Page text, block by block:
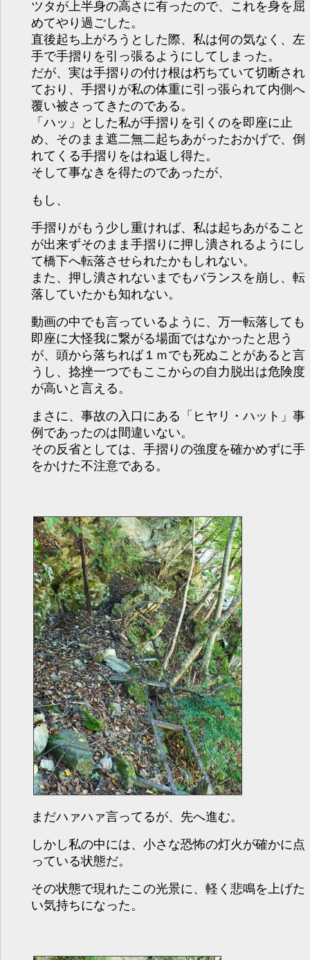
ツタが上半身の高さに有ったので、これを身を屈
めてやり過ごした。
直後起ち上がろうとした際、私は何の気なく、左
手で手摺りを引っ張るようにしてしまった。
だが、実は手摺りの付け根は朽ちていて切断され
ており、手摺りが私の体重に引っ張られて内側へ
覆い被さってきたのである。
「ハッ」とした私が手摺りを引くのを即座に止
め、そのまま遮二無二起ちあがったおかげで、倒
れてくる手摺りをはね返し得た。
そして事なきを得たのであったが、
もし、
手摺りがもう少し重ければ、私は起ちあがること
が出来ずそのまま手摺りに押し潰されるようにし
て橋下へ転落させられたかもしれない。
また、押し潰されないまでもバランスを崩し、転
落していたかも知れない。
動画の中でも言っているように、万一転落しても
即座に大怪我に繋がる場面ではなかったと思う
が、頭から落ちれば１ｍでも死ぬことがあると言
うし、捻挫一つでもここからの自力脱出は危険度
が高いと言える。
まさに、事故の入口にある「ヒヤリ・ハット」事
例であったのは間違いない。
その反省としては、手摺りの強度を確かめずに手
をかけた不注意である。
まだハァハァ言ってるが、先へ進む。
しかし私の中には、小さな恐怖の灯火が確かに点
っている状態だ。
その状態で現れたこの光景に、軽く悲鳴を上げた
い気持ちになった。